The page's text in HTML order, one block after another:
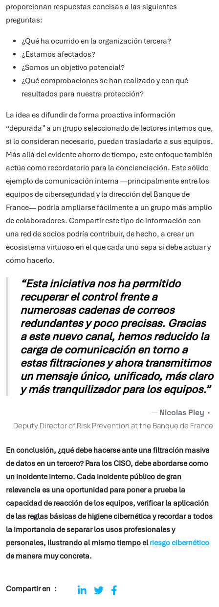
proporcionan respuestas concisas a las siguientes
preguntas:
¿Qué ha ocurrido en la organización tercera?
¿Estamos afectados?
¿Somos un objetivo potencial?
¿Qué comprobaciones se han realizado y con qué
resultados para nuestra protección?
La idea es difundir de forma proactiva información
“depurada” a un grupo seleccionado de lectores internos que,
si lo consideran necesario, puedan trasladarla a sus equipos.
Más allá del evidente ahorro de tiempo, este enfoque también
actúa como recordatorio para la concienciación. Este sólido
ejemplo de comunicación interna —principalmente entre los
equipos de ciberseguridad y la dirección del Banque de
France— podría ampliarse fácilmente a un grupo más amplio
de colaboradores. Compartir este tipo de información con
una red de socios podría contribuir, de hecho, a crear un
ecosistema virtuoso en el que cada uno sepa si debe actuar y
cómo hacerlo.
“Esta iniciativa nos ha permitido
recuperar el control frente a
numerosas cadenas de correos
redundantes y poco precisas. Gracias
a este nuevo canal, hemos reducido la
carga de comunicación en torno a
estas filtraciones y ahora transmitimos
un mensaje único, unificado, más claro
y más tranquilizador para los equipos.”
Nicolas Pley •
Deputy Director of Risk Prevention at the Banque de France
En conclusión, ¿qué debe hacerse ante una filtración masiva
de datos en un tercero? Para los CISO, debe abordarse como
un incidente interno. Cada incidente público de gran
relevancia es una oportunidad para poner a prueba la
capacidad de reacción de los equipos, verificar la aplicación
de las reglas básicas de higiene cibernética y recordar a todos
la importancia de separar los usos profesionales y
personales, ilustrando al mismo tiempo elriesgo cibernético
de manera muy concreta.
Compartir en